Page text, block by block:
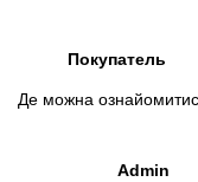
Покупатель
Де можна
Admin